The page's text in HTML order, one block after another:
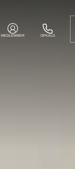
MEDLEMMER OPKALD